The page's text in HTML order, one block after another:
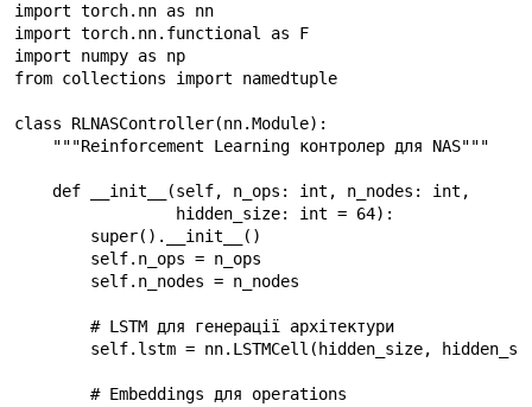
import torch.nn as nn
import torch.nn.functional as F
import numpy as np
from collections import namedtuple
class RLNASController(nn.Module):
    """Reinforcement Learning контролер для NAS"""
    def __init__(self, n_ops: int, n_nodes: int,
                 hidden_size: int = 64):
        super().__init__()
        self.n_ops = n_ops
        self.n_nodes = n_nodes
        # LSTM для генерації архітектури
self.lstm = nn.LSTMCell(hidden_size,
        # Embeddings для operations